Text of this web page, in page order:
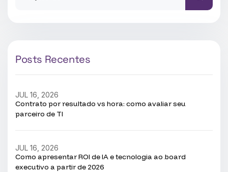
Posts Recentes
Contrato por resultado vs hora: como avaliar seu
parceiro de TI
JUL 16, 2026
Como apresentar ROI de IA e tecnologia ao board
executivo a partir de 2026
JUL 16, 2026